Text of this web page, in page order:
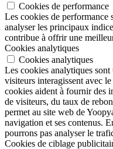
Cookies de performance
Les cookies de performance
analyser les principaux
contribue à offrir une
Cookies analytiques
Cookies analytiques
Les cookies analytiques
visiteurs interagissent avec
cookies aident à fournir des
de visiteurs, du taux de
permet au site web de
navigation et ses contenus.
pourrons pas analyser le
Cookies de ciblage